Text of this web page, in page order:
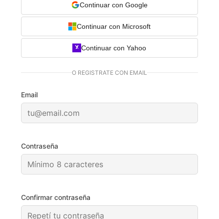
Continuar con Google
Continuar con Microsoft
Continuar con Yahoo
O REGISTRATE CON EMAIL
Email
Contraseña
Confirmar contraseña